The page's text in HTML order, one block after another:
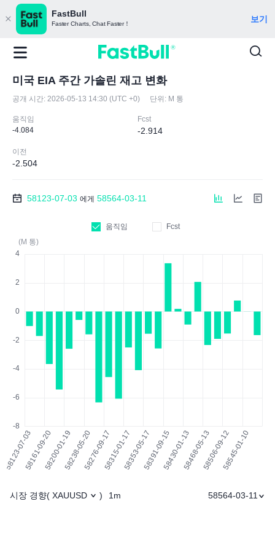
FastBull
Faster Charts, Chat Faster！ 보기
미국 EIA 주간 가솔린 재고 변화
공개 시간: 2026-05-13 14:30 (UTC +0) 단위: M 통
움직임
-4.084
Fcst
-2.914
이전
-2.504
58123-07-03 에게 58564-03-11
움직임
Fcst
(M 통)
시장 경향( XAUUSD ) 1m 58564-03-11